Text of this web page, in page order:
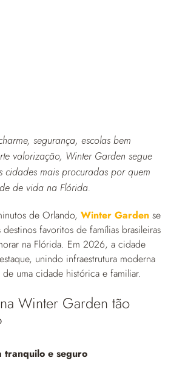
segurança, escolas bem
valorização, Winter Garden segue
cidades mais procuradas por quem
de vida na Flórida.
de Orlando, Winter Garden se
favoritos de famílias brasileiras
na Flórida. Em 2026, a cidade
unindo infraestrutura moderna
uma cidade histórica e familiar.
Winter Garden tão
tranquilo e seguro